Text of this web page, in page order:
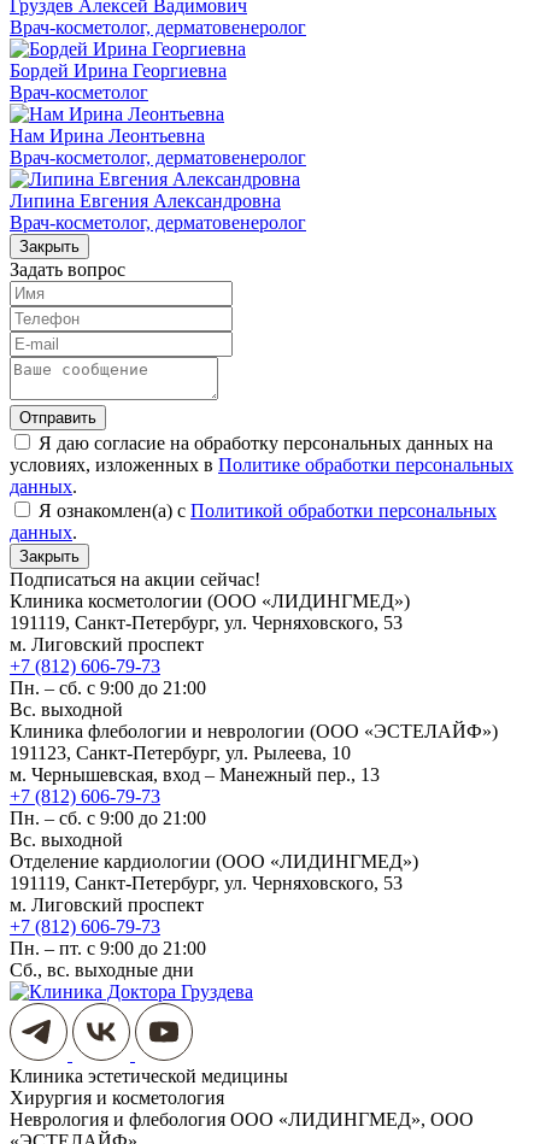
Груздев Алексей Вадимович
Врач-косметолог, дерматовенеролог
Бордей Ирина Георгиевна
Врач-косметолог
Нам Ирина Леонтьевна
Врач-косметолог, дерматовенеролог
Липина Евгения Александровна
Врач-косметолог, дерматовенеролог
Закрыть
Задать вопрос
Отправить
Я даю согласие на обработку персональных данных на
условиях, изложенных в Политике обработки персональных
данных.
Я ознакомлен(а) с Политикой обработки персональных
данных.
Закрыть
Подписаться на акции сейчас!
Клиника косметологии (ООО «ЛИДИНГМЕД»)
191119, Санкт-Петербург, ул. Черняховского, 53
м. Лиговский проспект
+7 (812) 606-79-73
Пн. – сб. с 9:00 до 21:00
Вс. выходной
Клиника флебологии и неврологии (ООО «ЭСТЕЛАЙФ»)
191123, Санкт-Петербург, ул. Рылеева, 10
м. Чернышевская, вход – Манежный пер., 13
+7 (812) 606-79-73
Пн. – сб. с 9:00 до 21:00
Вс. выходной
Отделение кардиологии (ООО «ЛИДИНГМЕД»)
191119, Санкт-Петербург, ул. Черняховского, 53
м. Лиговский проспект
+7 (812) 606-79-73
Пн. – пт. с 9:00 до 21:00
Сб., вс. выходные дни
Клиника эстетической медицины
Хирургия и косметология
Неврология и флебология ООО «ЛИДИНГМЕД», ООО